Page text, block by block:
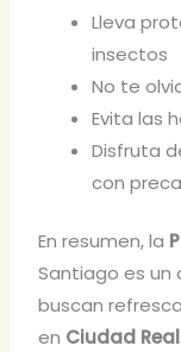
Lleva
insectos
No te
Evita las
Disfruta
con
En resumen, la
Santiago es un
buscan
en Ciudad Real